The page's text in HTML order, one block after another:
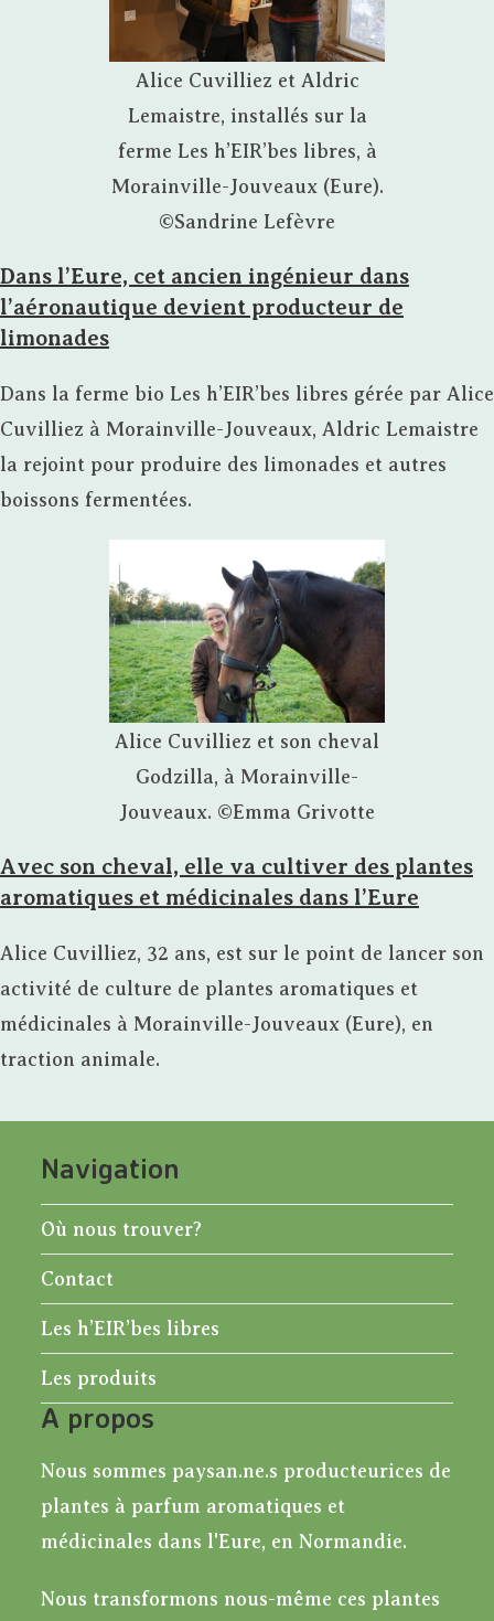
Alice Cuvilliez et Aldric
Lemaistre, installés sur la
ferme Les h’EIR’bes libres, à
Morainville-Jouveaux (Eure).
©Sandrine Lefèvre
Dans l’Eure, cet ancien ingénieur dans
l’aéronautique devient producteur de
limonades
Dans la ferme bio Les h’EIR’bes libres gérée par Alice
Cuvilliez à Morainville-Jouveaux, Aldric Lemaistre
la rejoint pour produire des limonades et autres
boissons fermentées.
Alice Cuvilliez et son cheval
Godzilla, à Morainville-
Jouveaux. ©Emma Grivotte
Avec son cheval, elle va cultiver des plantes
aromatiques et médicinales dans l’Eure
Alice Cuvilliez, 32 ans, est sur le point de lancer son
activité de culture de plantes aromatiques et
médicinales à Morainville-Jouveaux (Eure), en
traction animale.
Navigation
Où nous trouver?
Contact
Les h’EIR’bes libres
Les produits
A propos
Nous sommes paysan.ne.s producteurices de
plantes à parfum aromatiques et
médicinales dans l'Eure, en Normandie.
Nous transformons nous-même ces plantes